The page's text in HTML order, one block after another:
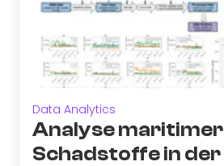
Data Analytics
Analyse maritimer
Schadstoffe in der